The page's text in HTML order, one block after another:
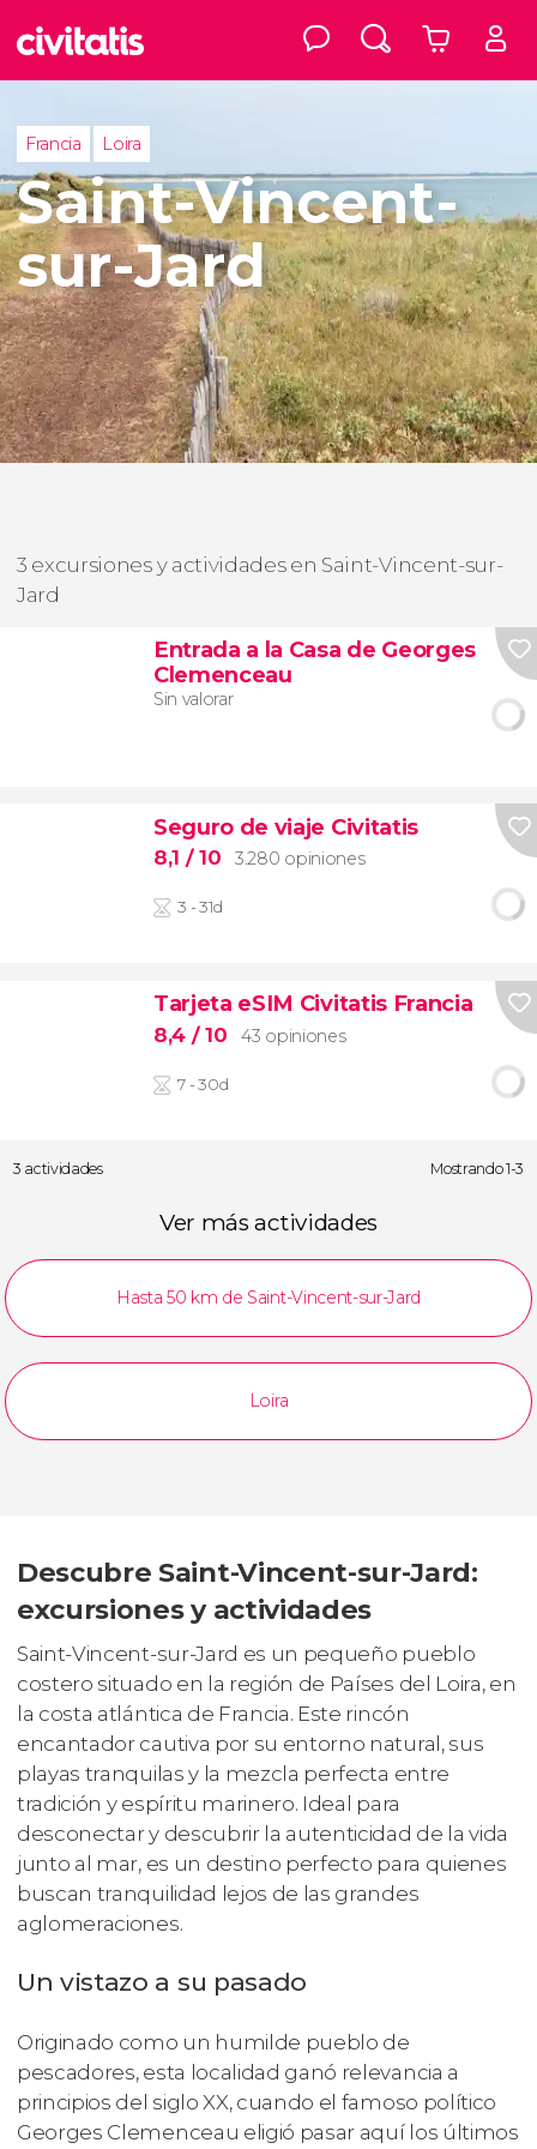
Francia Loira
Saint-Vincent-
sur-Jard
3 excursiones y actividades en Saint-Vincent-sur-
Jard
Entrada a la Casa de Georges
Clemenceau
Sin valorar
Seguro de viaje Civitatis
8,1 / 10 3.280 opiniones
3 - 31d
Tarjeta eSIM Civitatis Francia
8,4 / 10 43 opiniones
7 - 30d
3 actividades Mostrando 1-3
Ver más actividades
Hasta 50 km de Saint-Vincent-sur-Jard
Loira
Descubre Saint-Vincent-sur-Jard:
excursiones y actividades
Saint-Vincent-sur-Jard es un pequeño pueblo
costero situado en la región de Países del Loira, en
la costa atlántica de Francia. Este rincón
encantador cautiva por su entorno natural, sus
playas tranquilas y la mezcla perfecta entre
tradición y espíritu marinero. Ideal para
desconectar y descubrir la autenticidad de la vida
junto al mar, es un destino perfecto para quienes
buscan tranquilidad lejos de las grandes
aglomeraciones.
Un vistazo a su pasado
Originado como un humilde pueblo de
pescadores, esta localidad ganó relevancia a
principios del siglo XX, cuando el famoso político
Georges Clemenceau eligió pasar aquí los últimos